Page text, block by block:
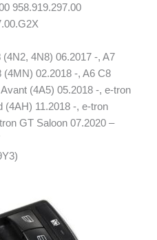
958.919.297.00
4N8) 06.2017 -, A7
02.2018 -, A6 C8
(4A5) 05.2018 -, e-tron
(4AH) 11.2018 -, e-tron
GT Saloon 07.2020 –